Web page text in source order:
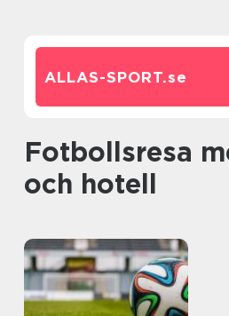
ALLAS-SPORT.se
Fotbollsresa med biljett
och hotell